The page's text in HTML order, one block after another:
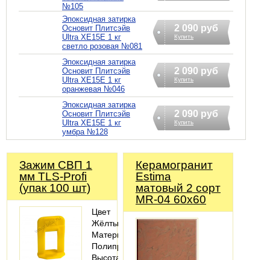
№105
Эпоксидная затирка
Основит Плитсэйв
Ultra XE15Е 1 кг
светло розовая №081
2 090 руб
Купить
Эпоксидная затирка
Основит Плитсэйв
Ultra XE15Е 1 кг
оранжевая №046
2 090 руб
Купить
Эпоксидная затирка
Основит Плитсэйв
Ultra XE15Е 1 кг
умбра №128
2 090 руб
Купить
Зажим СВП 1
мм TLS-Profi
(упак 100 шт)
Цвет
Жёлтый;
Материал
Полипропилен;
Высота
Керамогранит
Estima
матовый 2 сорт
MR-04 60х60